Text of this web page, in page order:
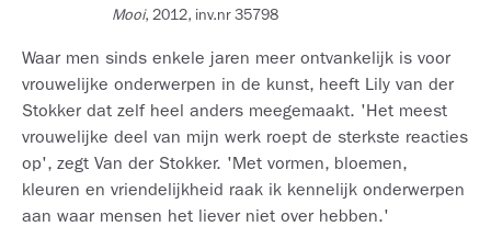
Mooi, 2012, inv.nr 35798
Waar men sinds enkele jaren meer ontvankelijk is voor
vrouwelijke onderwerpen in de kunst, heeft Lily van der
Stokker dat zelf heel anders meegemaakt. 'Het meest
vrouwelijke deel van mijn werk roept de sterkste reacties
op', zegt Van der Stokker. 'Met vormen, bloemen,
kleuren en vriendelijkheid raak ik kennelijk onderwerpen
aan waar mensen het liever niet over hebben.'